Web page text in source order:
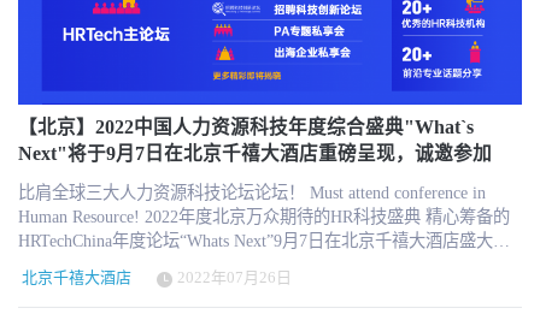
参展：名额有限 联系人：奈斯 获取详细合作方案 微信：hrtechnice
奈斯邮件：nice@hrtechchina.com 报名参会： 小科 微信：hrtech-
的人力资源管理已经发生改变，对于未来的工作价值观、新人类的
行为和意识来讲都在被颠覆，员工体验不仅仅是HR的新战场新挑战
驱动下，员工体验变得更加容易衡量，使得组织能够为员工提供个
性化的体验，从而满足每一个员工不同的体验需求，从弹性化福利
到远程办公、再到随时随地便捷的沟通，平台化用工和技能满足模
工体验论坛的主题就是；数字驱动员工体验 员工体验作为HR的机遇
和挑战，HRTechChina联手诸多前沿大咖和国内最优秀的科技机构以
及最优秀的企业实践为中国的员工体验奉献一场高质量高水准的专
业新知~ 让我们一起加入到员工体验论坛中来！一起为中国企业，为
【北京】2022中国人力资源科技年度综合盛典"What`s
Next"将于9月7日在北京千禧大酒店重磅呈现，诚邀参加
比肩全球三大人力资源科技论坛论坛！ Must attend conference in
Human Resource! 2022年度北京万众期待的HR科技盛典 精心筹备的
HRTechChina年度论坛“Whats Next”9月7日在北京千禧大酒店​盛大举
办！ 面对反复的疫情，面向未来，作为HR领导者的我们该如何帮助
组织更快速的数字化,智能化?帮助组织建立更加面向未来和挑战的人
才管理模式?如何借助科技满足员工个性化定制化的HR服务和支持，
北京千禧大酒店 2022年07月26日